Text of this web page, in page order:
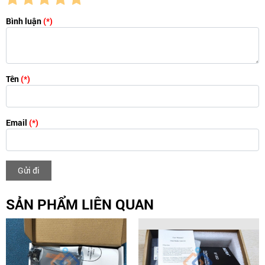
Bình luận(*)
Tên(*)
Email (*)
Gửi đi
SẢN PHẨM LIÊN QUAN